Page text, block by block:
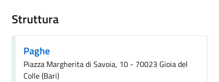
Struttura
Paghe
Piazza Margherita di Savoia, 10 - 70023 Gioia del
Colle (Bari)